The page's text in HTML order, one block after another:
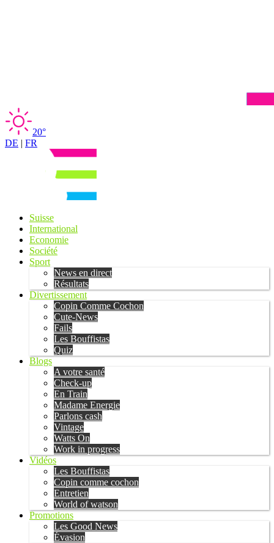
20°
DE | FR
Suisse
International
Economie
Société
Sport
News en direct
Résultats
Divertissement
Copin Comme Cochon
Cute-News
Fails
Les Bouffistas
Quiz
Blogs
A votre santé
Check-up
En Train
Madame Energie
Parlons cash
Vintage
Watts On
Work in progress
Vidéos
Les Bouffistas
Copin comme cochon
Entretien
World of watson
Promotions
Les Good News
Évasion